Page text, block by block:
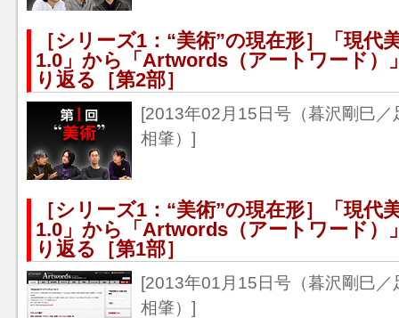
［シリーズ1：“美術”の現在形］「現代
1.0」から「Artwords（アートワード）
り返る［第2部］
[2013年02月15日号（暮沢剛巳
相肇）]
［シリーズ1：“美術”の現在形］「現代
1.0」から「Artwords（アートワード）
り返る［第1部］
[2013年01月15日号（暮沢剛巳
相肇）]